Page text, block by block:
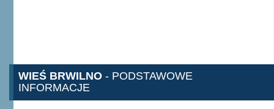
WIEŚ BRWILNO - PODSTAWOWE
INFORMACJE